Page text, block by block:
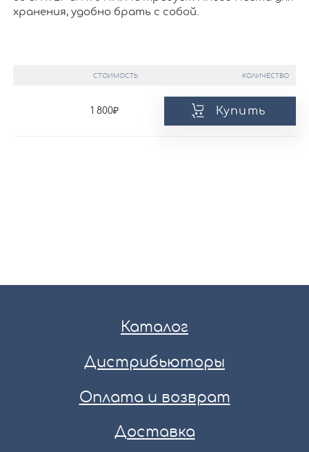
хранения, удобно брать с собой.
СТОИМОСТЬ КОЛИЧЕСТВО
1 800 Купить
Каталог
Дистрибьюторы
Оплата и возврат
Доставка